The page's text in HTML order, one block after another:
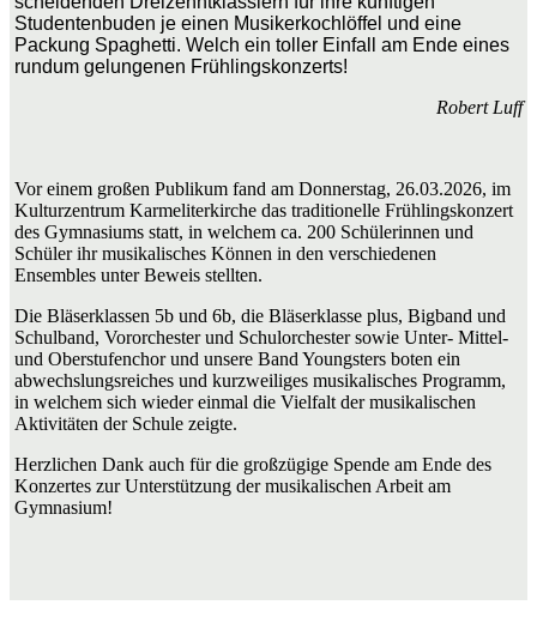
Studentenbuden je einen Musikerkochlöffel und eine
Packung Spaghetti. Welch ein toller Einfall am Ende eines
rundum gelungenen Frühlingskonzerts!
Robert Luff
Vor einem großen Publikum fand am Donnerstag, 26.03.2026, im
Kulturzentrum Karmeliterkirche das traditionelle Frühlingskonzert
des Gymnasiums statt, in welchem ca. 200 Schülerinnen und
Schüler ihr musikalisches Können in den verschiedenen
Ensembles unter Beweis stellten.
Die Bläserklassen 5b und 6b, die Bläserklasse plus, Bigband und
Schulband, Vororchester und Schulorchester sowie Unter- Mittel-
und Oberstufenchor und unsere Band Youngsters boten ein
abwechslungsreiches und kurzweiliges musikalisches Programm,
in welchem sich wieder einmal die Vielfalt der musikalischen
Aktivitäten der Schule zeigte.
Herzlichen Dank auch für die großzügige Spende am Ende des
Konzertes zur Unterstützung der musikalischen Arbeit am
Gymnasium!